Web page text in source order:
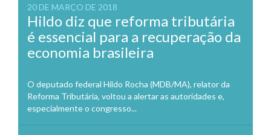
20 DE MARÇO DE 2018
Hildo diz que reforma tributária
é essencial para a recuperação da
economia brasileira
O deputado federal Hildo Rocha (MDB/MA), relator da
Reforma Tributária, voltou a alertar as autoridades e,
especialmente o congresso...